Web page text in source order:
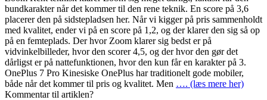
bundkarakter når det kommer til den rene teknik. En score på 3,6
placerer den på sidstepladsen her. Når vi kigger på pris sammenholdt
med kvalitet, ender vi på en score på 1,2, og der klarer den sig så op
på en femteplads. Der hvor Zoom klarer sig bedst er på
vidvinkelbilleder, hvor den scorer 4,5, og der hvor den gør det
dårligst er på nattefunktionen, hvor den kun får en karakter på 3.
OnePlus 7 Pro Kinesiske OnePlus har traditionelt gode mobiler,
både når det kommer til pris og kvalitet. Men …. (læs mere her)
Kommentar til artiklen?